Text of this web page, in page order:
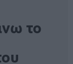
το